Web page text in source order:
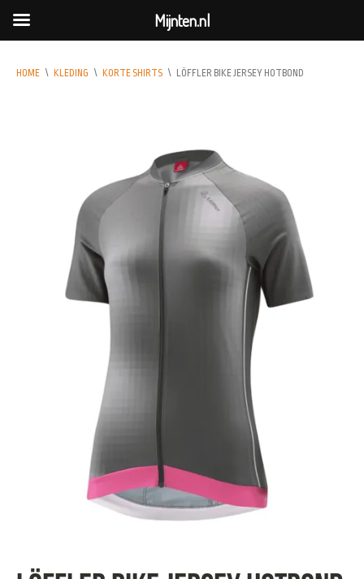
HOME \ KLEDING \ KORTE SHIRTS \ LÖFFLER BIKE JERSEY HOTBOND
Mijnten.nl